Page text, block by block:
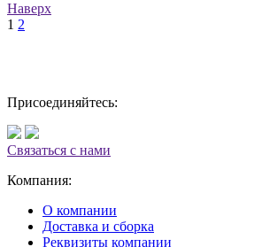
Наверх
1 2
Присоединяйтесь:
Связаться с нами
Компания:
О компании
Доставка и сборка
Реквизиты компании